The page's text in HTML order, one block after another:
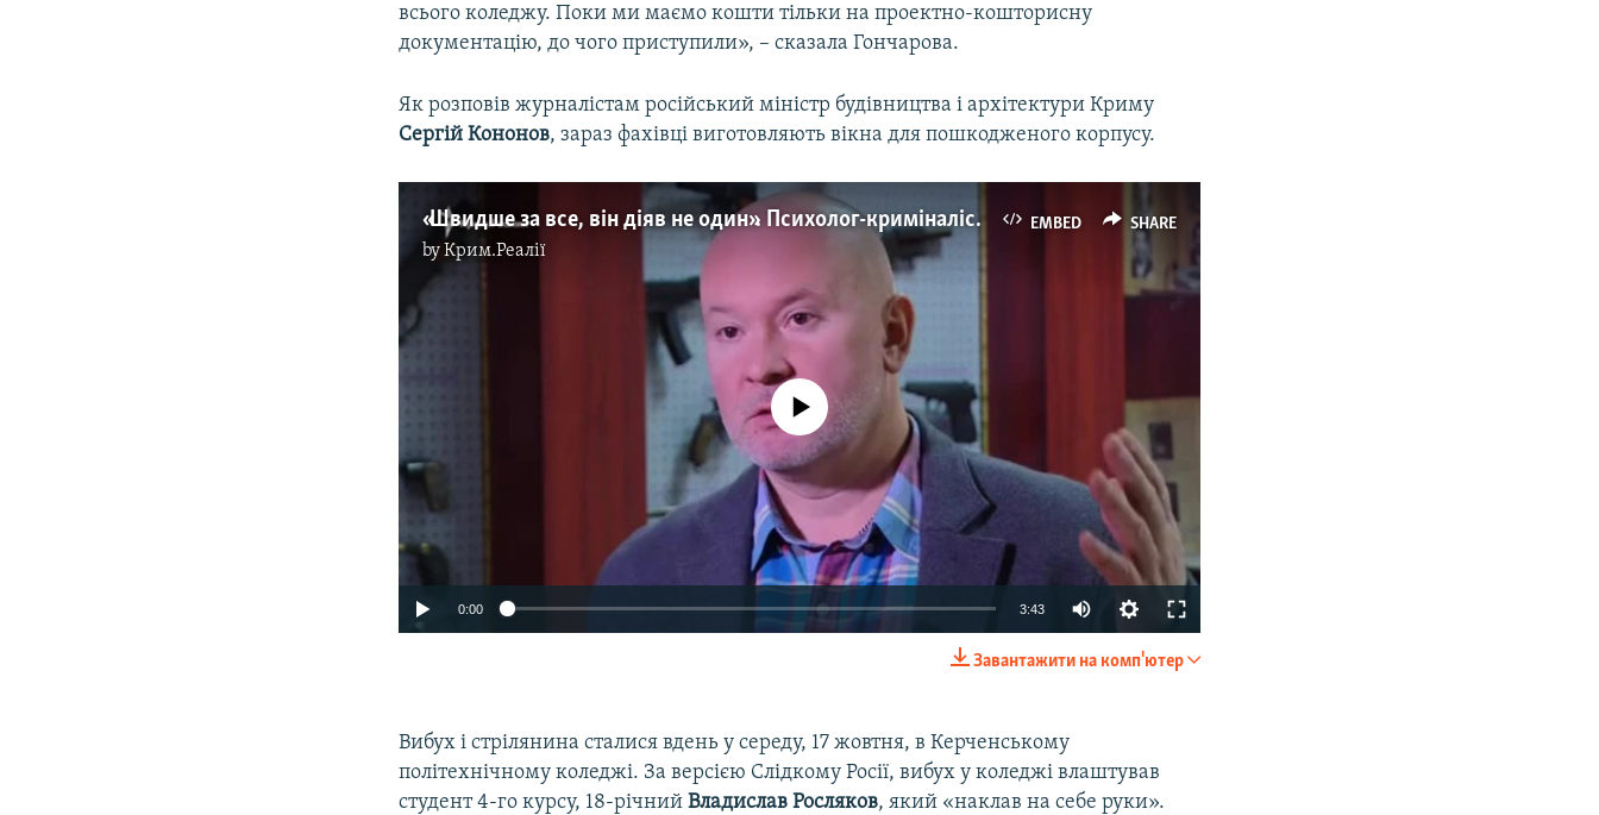
всього коледжу. Поки ми маємо кошти тільки на проектно-кошторисну
документацію, до чого приступили», – сказала Гончарова.
Як розповів журналістам російський міністр будівництва і архітектури Криму
Сергій Кононов, зараз фахівці виготовляють вікна для пошкодженого корпусу.
EMBED SHARE
«Швидше за все, він діяв не один». Психолог-криміналіст про трагедію в Керчі (відео)
byКрим.Реалії
No media source currently available
0:00 3:43
Завантажити на комп'ютер
Вибух і стрілянина сталися вдень у середу, 17 жовтня, в Керченському
політехнічному коледжі. За версією Слідкому Росії, вибух у коледжі влаштував
студент 4-го курсу, 18-річнийВладислав Росляков, який «наклав на себе руки».